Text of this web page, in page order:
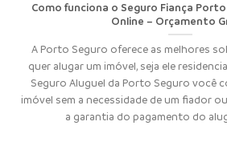
Como funciona o Seguro Fiança
Online – Orçamento
A Porto Seguro oferece as melhores
quer alugar um imóvel, seja ele
Seguro Aluguel da Porto Seguro você
imóvel sem a necessidade de um fiador
a garantia do pagamento do